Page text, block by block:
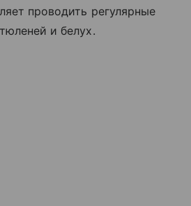
проводить регулярные
и белух.